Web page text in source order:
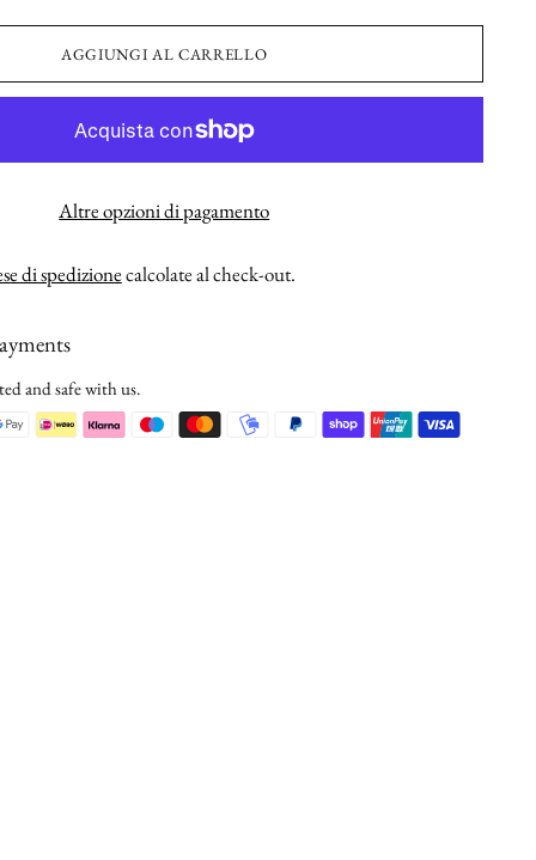
AGGIUNGI AL CARRELLO
Altre opzioni di pagamento
di spedizionecalcolate al check-out.
and safe with us.